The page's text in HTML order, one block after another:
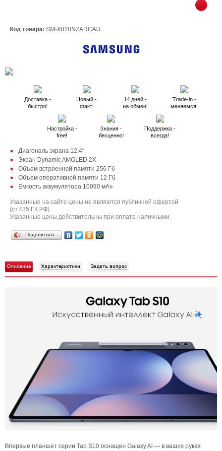
Код товара: SM-X820NZARCAU
Доставка -
быстро!
Новый -
факт!
14 дней -
на обмен!
Trade-in -
меняемся!
Настройка -
free!
Знания -
бесценно!
Поддержка -
всегда!
Диагональ экрана 12.4"
Экран Dynamic AMOLED 2X
Объем встроенной памяти 256 Гб
Объем оперативной памяти 12 Гб
Емкость аккумулятора 10090 мАч
Указанные на сайте цены не являются публичной офертой
(ст.435 ГК РФ).
Указанные цены действительны при оплате наличными.
Поделиться…
Описание Характеристики Задать вопрос
Впервые планшет серии Tab S10 оснащен Galaxy AI — в ваших руках